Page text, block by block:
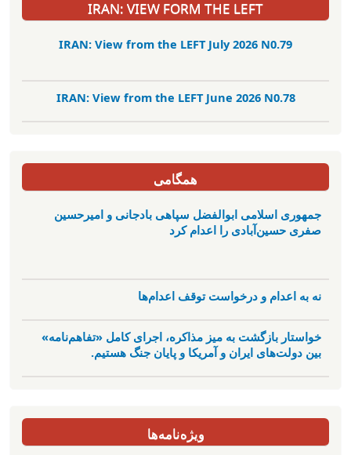
IRAN: VIEW FORM THE LEFT
IRAN: View from the LEFT July 2026 N0.79
IRAN: View from the LEFT June 2026 N0.78
همگامی
جمهوری اسلامی ابوالفضل سپاهی بادجانی و امیرحسین
صفری حسین‌آبادی را اعدام کرد
نه به اعدام و درخواست توقف اعدام‌ها
خواستار بازگشت به میز مذاکره، اجرای کامل «تفاهم‌نامه»
بین دولت‌های ایران و آمریکا و پایان جنگ هستیم.
ویژه‌نامه‌ها